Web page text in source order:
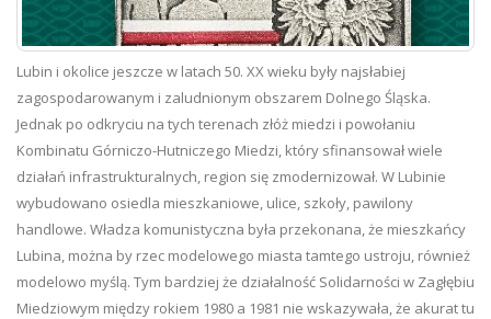
Lubin i okolice jeszcze w latach 50. XX wieku były najsłabiej
zagospodarowanym i zaludnionym obszarem Dolnego Śląska.
Jednak po odkryciu na tych terenach złóż miedzi i powołaniu
Kombinatu Górniczo-Hutniczego Miedzi, który sfinansował wiele
działań infrastrukturalnych, region się zmodernizował. W Lubinie
wybudowano osiedla mieszkaniowe, ulice, szkoły, pawilony
handlowe. Władza komunistyczna była przekonana, że mieszkańcy
Lubina, można by rzec modelowego miasta tamtego ustroju, również
modelowo myślą. Tym bardziej że działalność Solidarności w Zagłębiu
Miedziowym między rokiem 1980 a 1981 nie wskazywała, że akurat tu